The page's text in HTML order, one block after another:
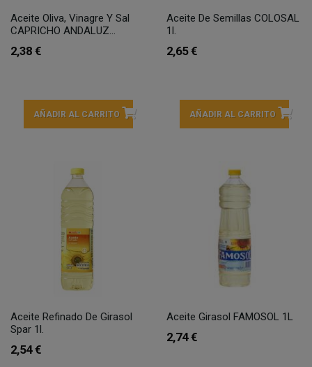
Aceite Oliva, Vinagre Y Sal
CAPRICHO ANDALUZ...
2,38 €
AÑADIR AL CARRITO
Aceite De Semillas COLOSAL
1l.
2,65 €
AÑADIR AL CARRITO
Aceite Refinado De Girasol
Spar 1l.
2,54 €
Aceite Girasol FAMOSOL 1L
2,74 €